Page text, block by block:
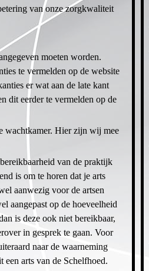
van onze zorgkwaliteit
moeten worden.
te vermelden op de website
er wat aan de late kant
dit eerder te vermelden op de
wachtkamer. Hier zijn wij mee
van de praktijk
is om te horen dat je arts
aanwezig voor de artsen
aangepast op de hoeveelheid
is deze ook niet bereikbaar,
in gesprek te gaan. Voor
naar de waarneming
arts van de Schelfhoed.